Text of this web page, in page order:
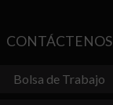
CONTÁCTENOS
Bolsa de Trabajo